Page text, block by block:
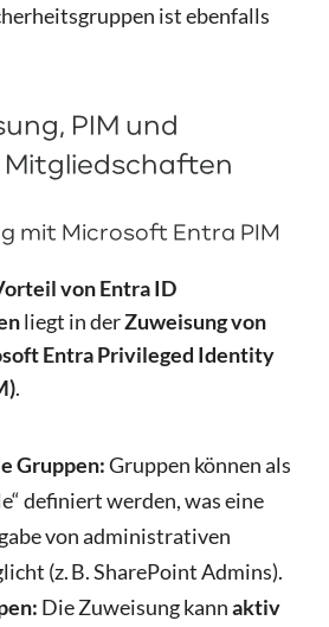
ist ebenfalls
PIM und
mit Microsoft Entra PIM
von Entra ID
liegt in derZuweisung von
Entra Privileged Identity
.
Gruppen:Gruppen können als
definiert werden, was eine
von administrativen
(z. B. SharePoint Admins).
Die Zuweisung kannaktiv